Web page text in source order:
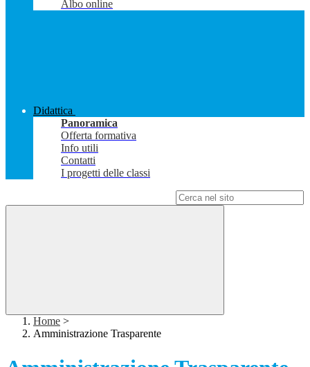
Albo online
Didattica
Panoramica
Offerta formativa
Info utili
Contatti
I progetti delle classi
Home >
Amministrazione Trasparente